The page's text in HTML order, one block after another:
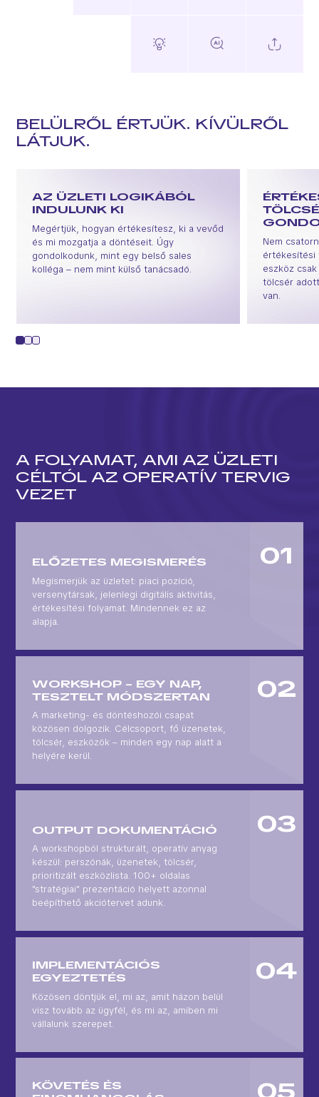
BELÜLRŐL ÉRTJÜK. KÍVÜLRŐL
LÁTJUK.
AZ ÜZLETI LOGIKÁBÓL
INDULUNK KI
Megértjük, hogyan értékesítesz, ki a vevőd
és mi mozgatja a döntéseit. Úgy
gondolkodunk, mint egy belső sales
kolléga – nem mint külső tanácsadó.
Nem
értékesítési
eszköz
tölcsér
van.
1 2 3
A FOLYAMAT, AMI AZ ÜZLETI
CÉLTÓL AZ OPERATÍV TERVIG
VEZET
ELŐZETES MEGISMERÉS
Megismerjük az üzletet: piaci pozíció,
versenytársak, jelenlegi digitális aktivitás,
értékesítési folyamat. Mindennek ez az
alapja.
WORKSHOP – EGY NAP,
TESZTELT MÓDSZERTAN
A marketing- és döntéshozói csapat
közösen dolgozik. Célcsoport, fő üzenetek,
tölcsér, eszközök – minden egy nap alatt a
helyére kerül.
OUTPUT DOKUMENTÁCIÓ
A workshopból strukturált, operatív anyag
készül: perszónák, üzenetek, tölcsér,
prioritizált eszközlista. 100+ oldalas
"stratégiai" prezentáció helyett azonnal
beépíthető akciótervet adunk.
IMPLEMENTÁCIÓS
EGYEZTETÉS
Közösen döntjük el, mi az, amit házon belül
visz tovább az ügyfél, és mi az, amiben mi
vállalunk szerepet.
KÖVETÉS ÉS